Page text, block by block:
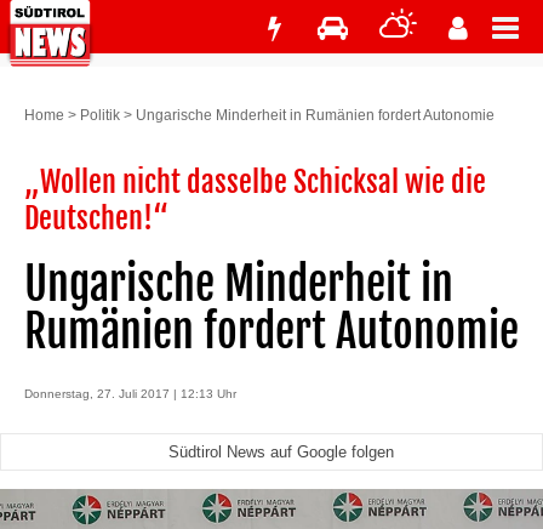
Home > Politik > Ungarische Minderheit in Rumänien fordert Autonomie
„Wollen nicht dasselbe Schicksal wie die
Deutschen!“
Ungarische Minderheit in
Rumänien fordert Autonomie
Donnerstag, 27. Juli 2017 | 12:13 Uhr
Südtirol News auf Google folgen